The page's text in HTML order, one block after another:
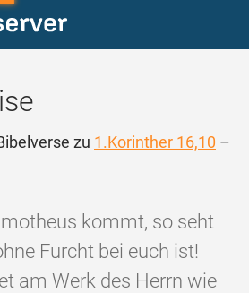
zu 1.Korinther 16,10 –
kommt, so seht
Furcht bei euch ist!
am Werk des Herrn wie